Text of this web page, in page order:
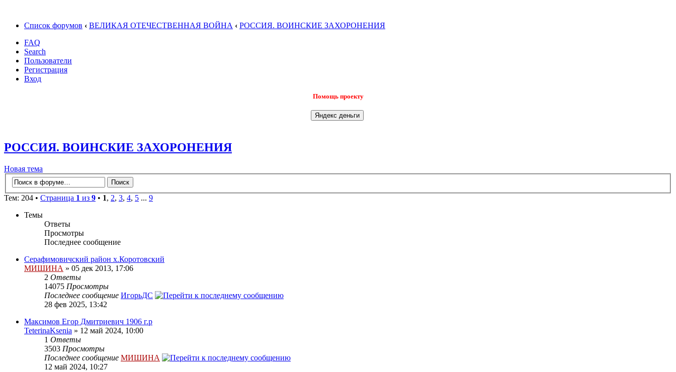
Список форумов ‹ ВЕЛИКАЯ ОТЕЧЕСТВЕННАЯ ВОЙНА ‹ РОССИЯ. ВОИНСКИЕ ЗАХОРОНЕНИЯ
FAQ
Search
Пользователи
Регистрация
Вход
Помощь проекту
РОССИЯ. ВОИНСКИЕ ЗАХОРОНЕНИЯ
Новая тема
Тем: 204 • Страница 1 из 9 • 1, 2, 3, 4, 5 ... 9
Темы
Ответы
Просмотры
Последнее сообщение
Серафимовичский район х.Коротовский
МИШИНА » 05 дек 2013, 17:06
2 Ответы
14075 Просмотры
Последнее сообщение ИгорьДС
28 фев 2025, 13:42
Максимов Егор Дмитриевич 1906 г.р
TeterinaKsenia » 12 май 2024, 10:00
1 Ответы
3503 Просмотры
Последнее сообщение МИШИНА
12 май 2024, 10:27